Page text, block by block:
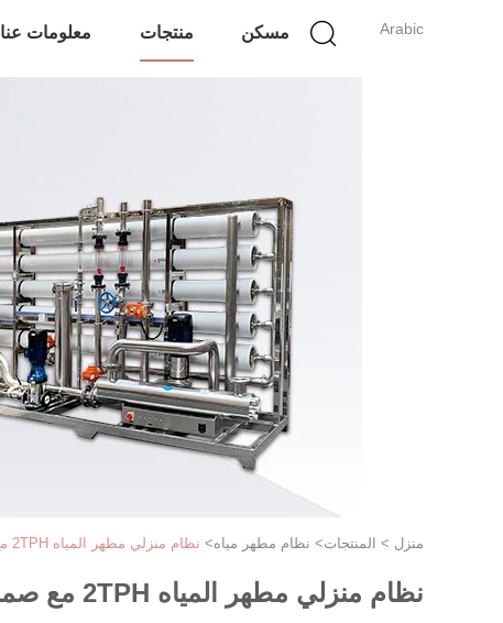
Arabic مسكن منتجات معلومات عنا
منزل > المنتجات> نظام مطهر مياه> نظام منزلي مطهر المياه 2TPH مع صمام التحكم متعدد القنوات
نظام منزلي مطهر المياه 2TPH مع صمام التحكم متعدد القنوات